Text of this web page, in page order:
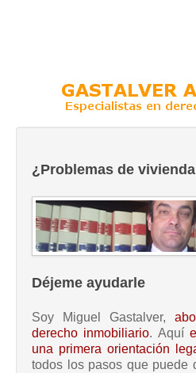
¿Problemas de
Déjeme ayudarle
Soy Miguel Gastalver,
derecho inmobiliario. Aquí
una primera orientación
todos los pasos que puede